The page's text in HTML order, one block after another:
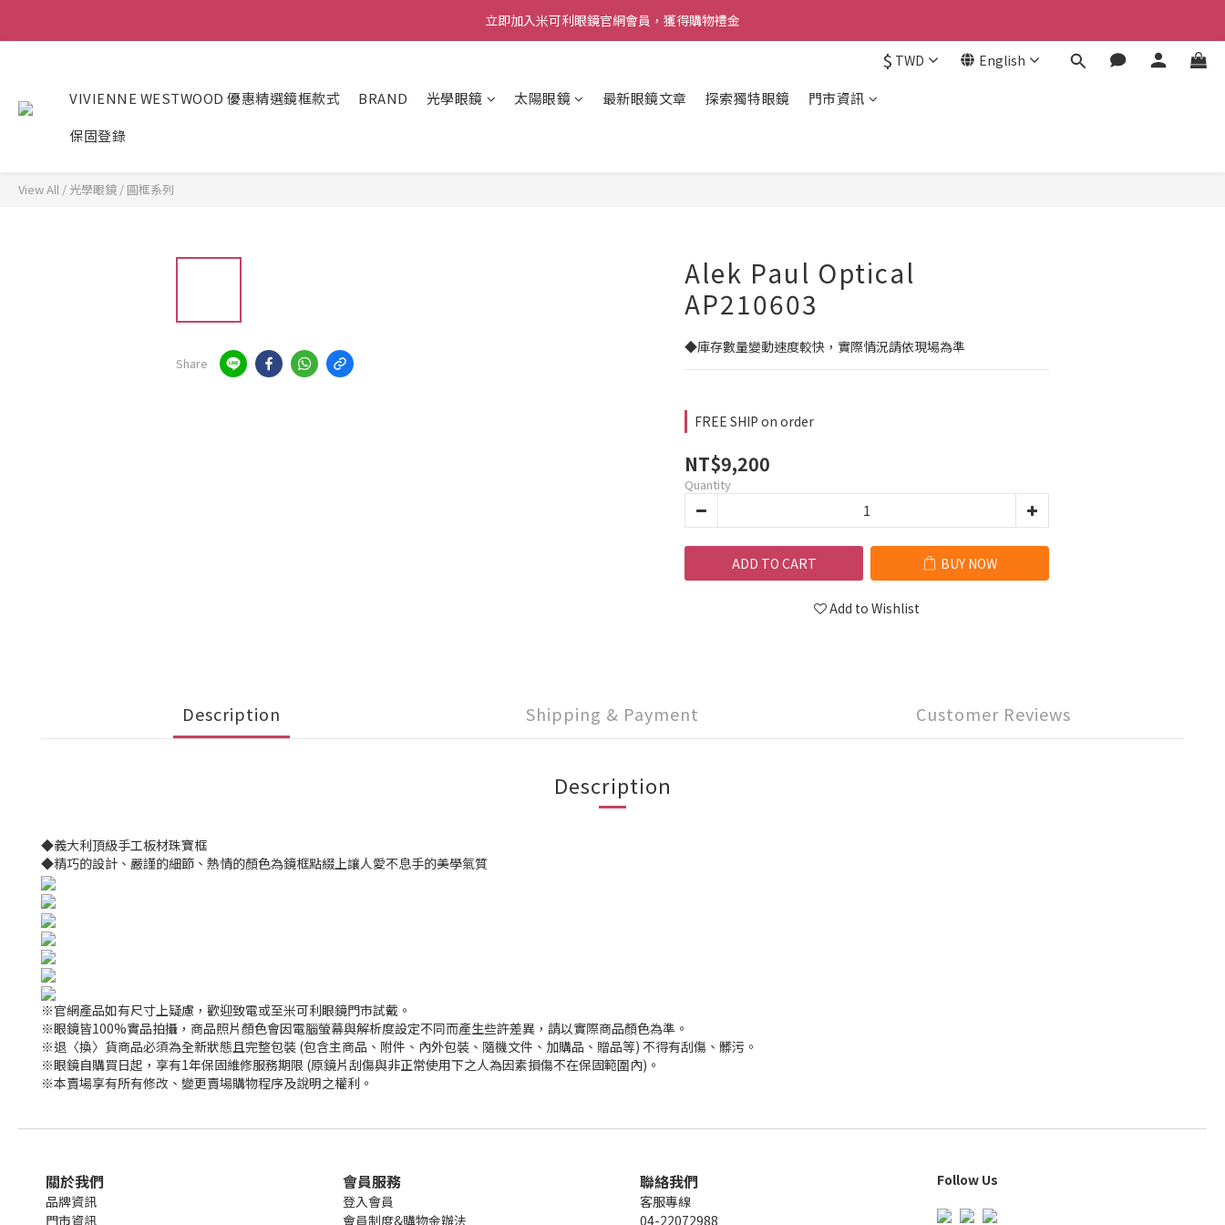
立即加入米可利眼鏡官網會員，獲得購物禮金
$ TWD English
VIVIENNE WESTWOOD 優惠精選鏡框款式 BRAND 光學眼鏡 太陽眼鏡 最新眼鏡文章 探索獨特眼鏡
門市資訊
保固登錄
View All /光學眼鏡 / 圓框系列
Share
Alek Paul Optical
AP210603
◆庫存數量變動速度較快，實際情況請依現場為準
FREE SHIP on order
NT$9,200
Quantity
ADD TO CART BUY NOW
Add to Wishlist
Description Shipping & Payment Customer Reviews
Description
◆義大利頂級手工板材珠寶框
◆精巧的設計、嚴謹的細節、熱情的顏色為鏡框點綴上讓人愛不息手的美學氣質
※官網產品如有尺寸上疑慮，歡迎致電或至米可利眼鏡門市試戴。
※眼鏡皆100%實品拍攝，商品照片顏色會因電腦螢幕與解析度設定不同而產生些許差異，請以實際商品顏色為準。
※退〈換〉貨商品必須為全新狀態且完整包裝 (包含主商品、附件、內外包裝、隨機文件、加購品、贈品等) 不得有刮傷、髒污。
※眼鏡自購買日起，享有1年保固維修服務期限 (原鏡片刮傷與非正常使用下之人為因素損傷不在保固範圍內)。
※本賣場享有所有修改、變更賣場購物程序及說明之權利。
關於我們
品牌資訊
門市資訊
會員服務
登入會員
會員制度&購物金辦法
聯絡我們
客服專線
04-22072988
Follow Us